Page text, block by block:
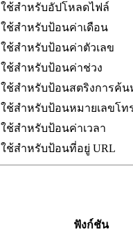
ใช้สำหรับอัปโหลดไฟล์
ใช้สำหรับป้อนค่าเดือน
ใช้สำหรับป้อนค่าตัวเลข
ใช้สำหรับป้อนค่าช่วง
ใช้สำหรับป้อนสตริงการค้น
ใช้สำหรับป้อนหมายเลขโท
ใช้สำหรับป้อนค่าเวลา
ใช้สำหรับป้อนที่อยู่ URL
ฟังก์ชัน